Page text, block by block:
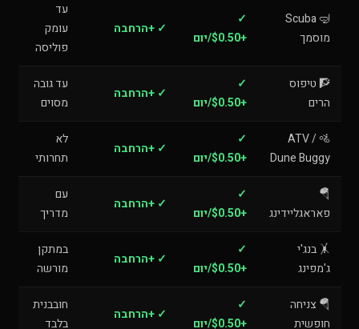
🤿 Scuba
מוסמך
✓
+$0.50/יום
✓ +הרחבה
עד
עומק
פוליסה
🧗 טיפוס
הרים
✓
+$0.50/יום
✓ +הרחבה
עד גובה
מסוים
🚵 ATV /
Dune Buggy
✓
+$0.50/יום
✓ +הרחבה
לא
תחרותי
🪂
פאראגליידינג
✓
+$0.50/יום
✓ +הרחבה
עם
מדריך
🤸 בנג'י
ג'מפינג
✓
+$0.50/יום
✓ +הרחבה
במתקן
מורשה
🪂 צניחה
חופשית
✓
+$0.50/יום
✓ +הרחבה
חובבנית
בלבד